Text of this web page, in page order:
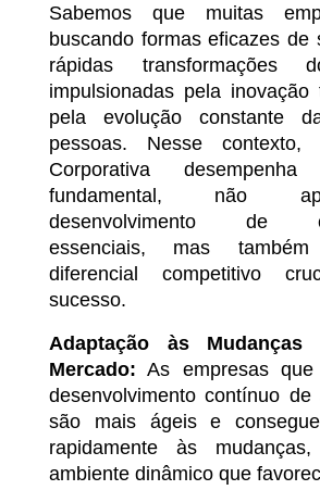
Sabemos que muitas
buscando formas eficazes de
rápidas transformações
impulsionadas pela inovação
pela evolução constante
pessoas. Nesse contexto,
Corporativa
fundamental, não
desenvolvimento de
essenciais, mas
diferencial competitivo
sucesso.
Adaptação às Mudanças
Mercado: As empresas
desenvolvimento contínuo de
são mais ágeis e
rapidamente às
ambiente dinâmico que